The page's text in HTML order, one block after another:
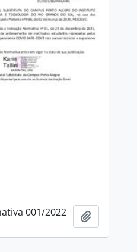
001/2022 Adicionar